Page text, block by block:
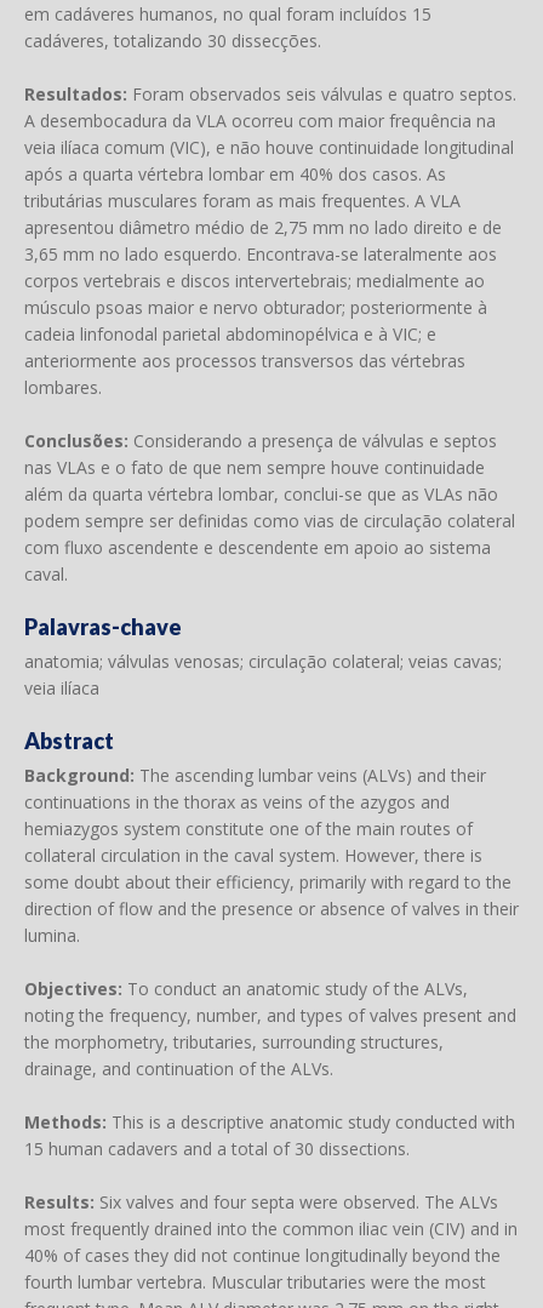
em cadáveres humanos, no qual foram incluídos 15
cadáveres, totalizando 30 dissecções.
Resultados: Foram observados seis válvulas e quatro septos.
A desembocadura da VLA ocorreu com maior frequência na
veia ilíaca comum (VIC), e não houve continuidade longitudinal
após a quarta vértebra lombar em 40% dos casos. As
tributárias musculares foram as mais frequentes. A VLA
apresentou diâmetro médio de 2,75 mm no lado direito e de
3,65 mm no lado esquerdo. Encontrava-se lateralmente aos
corpos vertebrais e discos intervertebrais; medialmente ao
músculo psoas maior e nervo obturador; posteriormente à
cadeia linfonodal parietal abdominopélvica e à VIC; e
anteriormente aos processos transversos das vértebras
lombares.
Conclusões: Considerando a presença de válvulas e septos
nas VLAs e o fato de que nem sempre houve continuidade
além da quarta vértebra lombar, conclui-se que as VLAs não
podem sempre ser definidas como vias de circulação colateral
com fluxo ascendente e descendente em apoio ao sistema
caval.
Palavras-chave
anatomia; válvulas venosas; circulação colateral; veias cavas;
veia ilíaca
Abstract
Background: The ascending lumbar veins (ALVs) and their
continuations in the thorax as veins of the azygos and
hemiazygos system constitute one of the main routes of
collateral circulation in the caval system. However, there is
some doubt about their efficiency, primarily with regard to the
direction of flow and the presence or absence of valves in their
lumina.
Objectives: To conduct an anatomic study of the ALVs,
noting the frequency, number, and types of valves present and
the morphometry, tributaries, surrounding structures,
drainage, and continuation of the ALVs.
Methods: This is a descriptive anatomic study conducted with
15 human cadavers and a total of 30 dissections.
Results: Six valves and four septa were observed. The ALVs
most frequently drained into the common iliac vein (CIV) and in
40% of cases they did not continue longitudinally beyond the
fourth lumbar vertebra. Muscular tributaries were the most